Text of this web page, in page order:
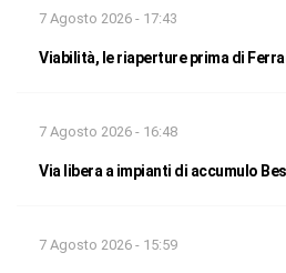
7 Agosto 2026 - 17:43
Viabilità, le riaperture prima di
7 Agosto 2026 - 16:48
Via libera a impianti di accumulo
7 Agosto 2026 - 15:59